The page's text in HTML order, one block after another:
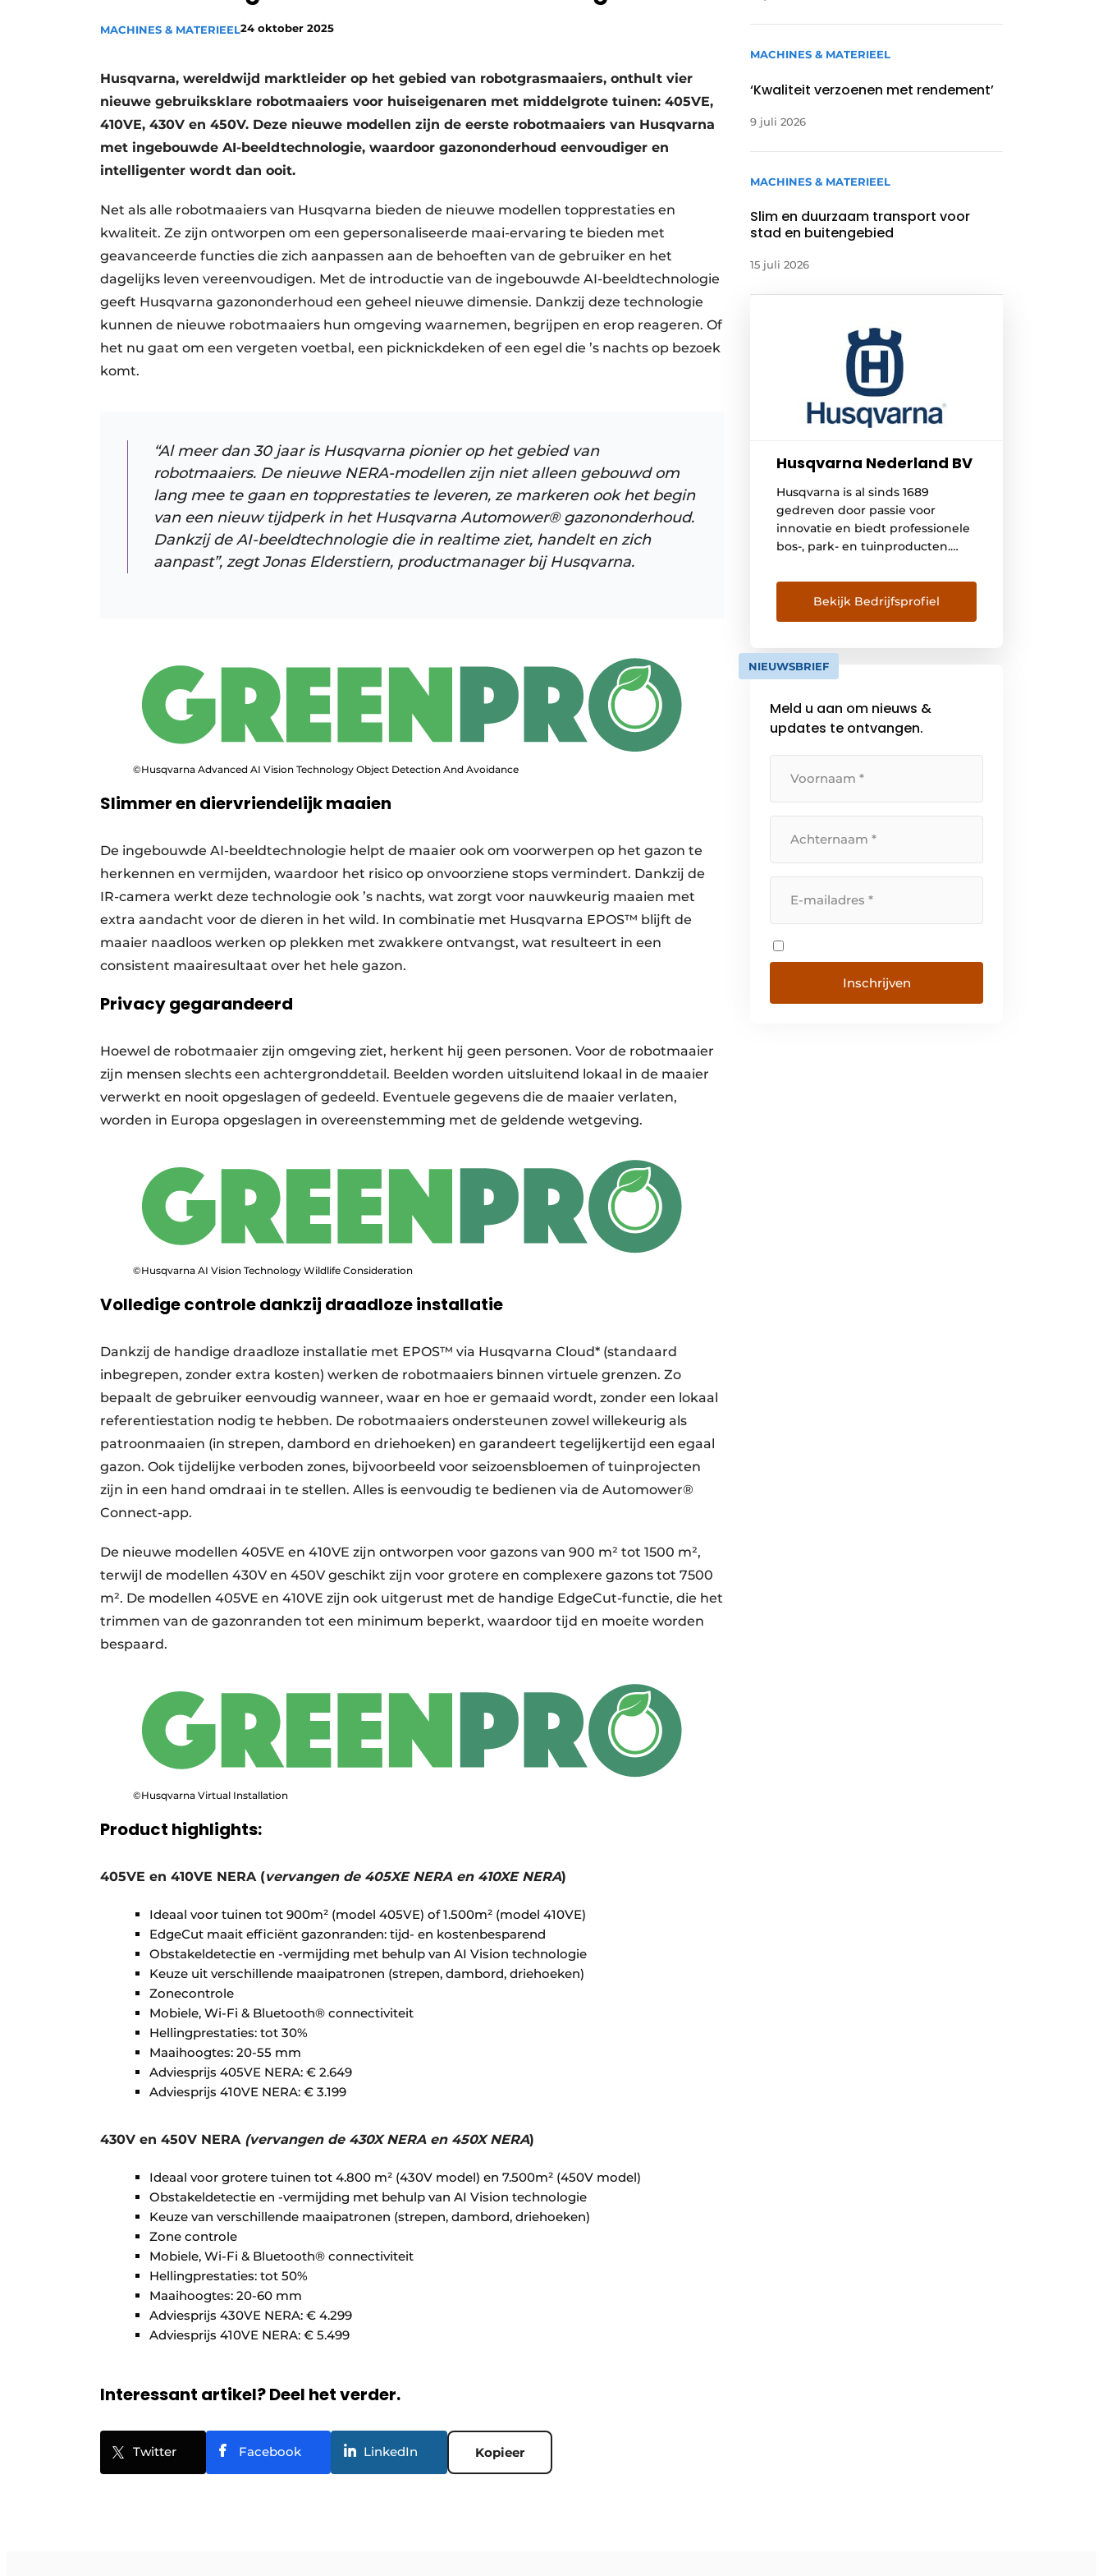
Vacatures
Video’s
MACHINES & MATERIEEL24 oktober 2025
Husqvarna, wereldwijd marktleider op het gebied van robotgrasmaaiers, onthult vier
nieuwe gebruiksklare robotmaaiers voor huiseigenaren met middelgrote tuinen: 405VE,
410VE, 430V en 450V. Deze nieuwe modellen zijn de eerste robotmaaiers van Husqvarna
met ingebouwde AI-beeldtechnologie, waardoor gazononderhoud eenvoudiger en
intelligenter wordt dan ooit.
Net als alle robotmaaiers van Husqvarna bieden de nieuwe modellen topprestaties en
kwaliteit. Ze zijn ontworpen om een gepersonaliseerde maai-ervaring te bieden met
geavanceerde functies die zich aanpassen aan de behoeften van de gebruiker en het
dagelijks leven vereenvoudigen. Met de introductie van de ingebouwde AI-beeldtechnologie
geeft Husqvarna gazononderhoud een geheel nieuwe dimensie. Dankzij deze technologie
kunnen de nieuwe robotmaaiers hun omgeving waarnemen, begrijpen en erop reageren. Of
het nu gaat om een vergeten voetbal, een picknickdeken of een egel die ’s nachts op bezoek
komt. ​
“Al meer dan 30 jaar is Husqvarna pionier op het gebied van
robotmaaiers. De nieuwe NERA-modellen zijn niet alleen gebouwd om
lang mee te gaan en topprestaties te leveren, ze markeren ook het begin
van een nieuw tijdperk in het Husqvarna Automower® gazononderhoud.
Dankzij de AI-beeldtechnologie die in realtime ziet, handelt en zich
aanpast”, zegt Jonas Elderstiern, productmanager bij Husqvarna.
©Husqvarna Advanced AI Vision Technology Object Detection And Avoidance
Slimmer en diervriendelijk maaien
De ingebouwde AI-beeldtechnologie helpt de maaier ook om voorwerpen op het gazon te
herkennen en vermijden, waardoor het risico op onvoorziene stops vermindert. Dankzij de
IR-camera werkt deze technologie ook ’s nachts, wat zorgt voor nauwkeurig maaien met
extra aandacht voor de dieren in het wild. In combinatie met Husqvarna EPOS™ blijft de
maaier naadloos werken op plekken met zwakkere ontvangst, wat resulteert in een
consistent maairesultaat over het hele gazon. ​ ​
Privacy gegarandeerd
Hoewel de robotmaaier zijn omgeving ziet, herkent hij geen personen. Voor de robotmaaier
zijn mensen slechts een achtergronddetail. Beelden worden uitsluitend lokaal in de maaier
verwerkt en nooit opgeslagen of gedeeld. Eventuele gegevens die de maaier verlaten,
worden in Europa opgeslagen in overeenstemming met de geldende wetgeving. ​
©Husqvarna AI Vision Technology Wildlife Consideration
Volledige controle dankzij draadloze installatie
Dankzij de handige draadloze installatie met EPOS™ via Husqvarna Cloud* (standaard
inbegrepen, zonder extra kosten) werken de robotmaaiers binnen virtuele grenzen. Zo
bepaalt de gebruiker eenvoudig wanneer, waar en hoe er gemaaid wordt, zonder een lokaal
referentiestation nodig te hebben. De robotmaaiers ondersteunen zowel willekeurig als
patroonmaaien (in strepen, dambord en driehoeken) en garandeert tegelijkertijd een egaal
gazon. Ook tijdelijke verboden zones, bijvoorbeeld voor seizoensbloemen of tuinprojecten
zijn in een hand omdraai in te stellen. Alles is eenvoudig te bedienen via de Automower®
Connect-app.
De nieuwe modellen 405VE en 410VE zijn ontworpen voor gazons van 900 m² tot 1500 m²,
terwijl de modellen 430V en 450V geschikt zijn voor grotere en complexere gazons tot 7500
m². De modellen 405VE en 410VE zijn ook uitgerust met de handige EdgeCut-functie, die het
trimmen van de gazonranden tot een minimum beperkt, waardoor tijd en moeite worden
bespaard.
©Husqvarna Virtual Installation
Product highlights:
405VE en 410VE NERA (vervangen de 405XE NERA en 410XE NERA)
Ideaal voor tuinen tot 900m² (model 405VE) of 1.500m² (model 410VE) ​
EdgeCut maait efficiënt gazonranden: tijd- en kostenbesparend
Obstakeldetectie en -vermijding met behulp van AI Vision technologie
Keuze uit verschillende maaipatronen (strepen, dambord, driehoeken)
Zonecontrole
Mobiele, Wi-Fi & Bluetooth® connectiviteit
Hellingprestaties: tot 30%
Maaihoogtes: 20-55 mm
Adviesprijs 405VE NERA: € 2.649
Adviesprijs 410VE NERA: € 3.199
430V en 450V NERA (vervangen de 430X NERA en 450X NERA)
Ideaal voor grotere tuinen tot 4.800 m² (430V model) en 7.500m² (450V model) ​
Obstakeldetectie en -vermijding met behulp van AI Vision technologie
Keuze van verschillende maaipatronen (strepen, dambord, driehoeken)
Zone controle
Mobiele, Wi-Fi & Bluetooth® connectiviteit
Hellingprestaties: tot 50%
Maaihoogtes: 20-60 mm
Adviesprijs 430VE NERA: € 4.299
Adviesprijs 410VE NERA: € 5.499
Interessant artikel? Deel het verder.
Twitter Facebook LinkedIn Kopieer
MACHINES & MATERIEEL
‘Kwaliteit verzoenen met rendement’
9 juli 2026
MACHINES & MATERIEEL
Slim en duurzaam transport voor
stad en buitengebied
15 juli 2026
Husqvarna Nederland BV
Husqvarna is al sinds 1689
gedreven door passie voor
innovatie en biedt professionele
bos-, park- en tuinproducten.
hand in hand met veiligheid en
zorg voor het milieu in onze
baanbrekende innovaties,
robotica het voortouw nemen.
Bekijk Bedrijfsprofiel
NIEUWSBRIEF
Meld u aan om nieuws &
updates te ontvangen.